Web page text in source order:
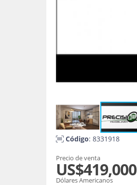
Código: 8331918
Precio de venta
US$419,000
Dólares Americanos